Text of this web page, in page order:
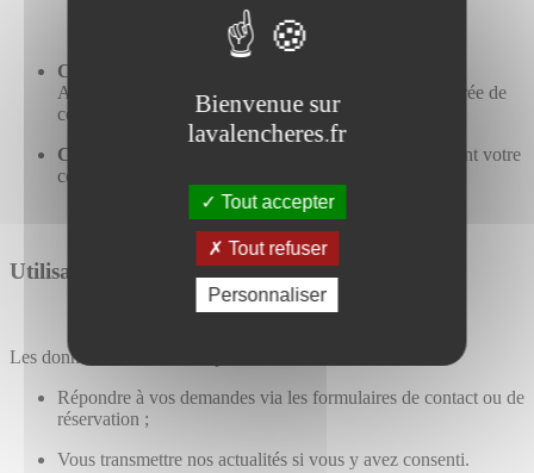
Cookies de mesure d’audience
Analytics) : utilisés de manière anonyme, avec une durée de
conservation limitée à 13 mois.
Cookies de partage social
(Share Privacy) : nécessitent votre
consentement préalable.
Utilisation des données
Les données collectées ont pour finalités :
Répondre à vos demandes via les formulaires de contact ou de
réservation ;
Vous transmettre nos actualités si vous y avez consenti.
Bienvenue sur
lavalencheres.fr
Tout accepter
Tout refuser
Personnaliser